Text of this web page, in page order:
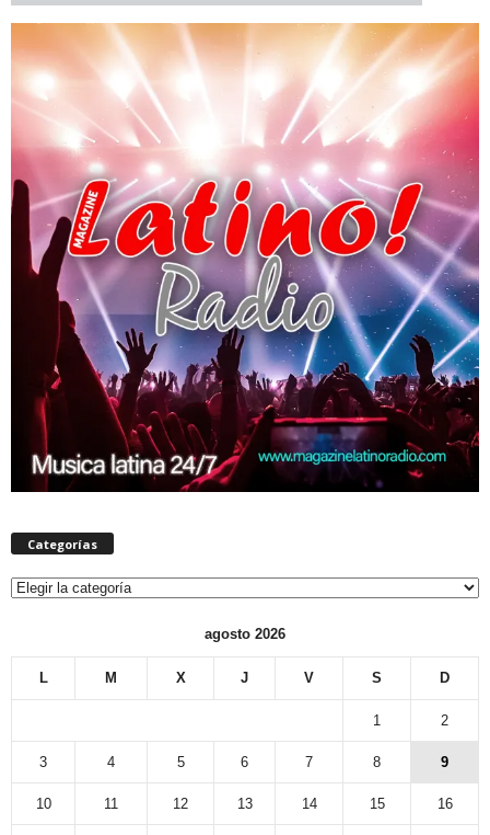
Categorías
Categorías
agosto 2026
L M X J V S D
1 2
3 4 5 6 7 8 9
10 11 12 13 14 15 16